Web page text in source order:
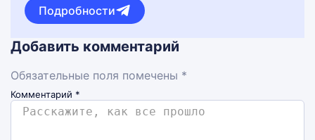
Подробности
Добавить комментарий
Обязательные поля помечены *
Комментарий *